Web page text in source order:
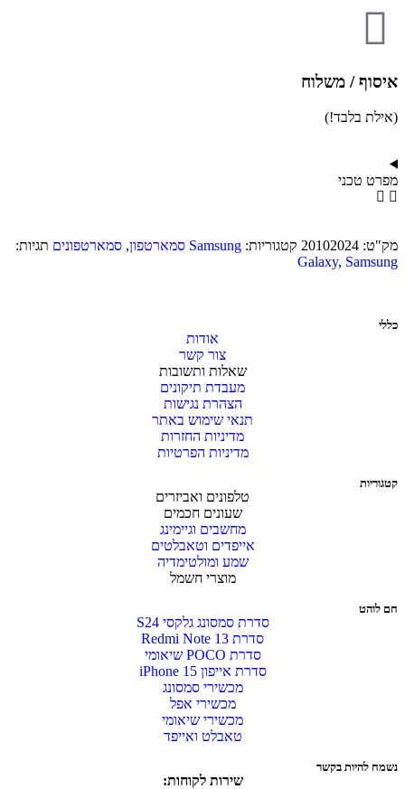
איסוף / משלוח
(אילת בלבד!)
מפרט טכני
מק"ט: 20102024 קטגוריות: Samsung סמארטפון , סמארטפונים תגיות:
Galaxy, Samsung
כללי
אודות
צור קשר
שאלות ותשובות
מעבדת תיקונים
הצהרת נגישות
תנאי שימוש באתר
מדיניות החזרות
מדיניות הפרטיות
קטגוריות
טלפונים ואביזרים
שעונים חכמים
מחשבים וגיימינג
אייפדים וטאבלטים
שמע ומולטימדיה
מוצרי חשמל
חם לוהט
סדרת סמסונג גלקסי S24
סדרת Redmi Note 13
סדרת POCO שיאומי
סדרת אייפון 15 iPhone
מכשירי סמסונג
מכשירי אפל
מכשירי שיאומי
טאבלט ואייפד
נשמח להיות בקשר
שירות לקוחות: